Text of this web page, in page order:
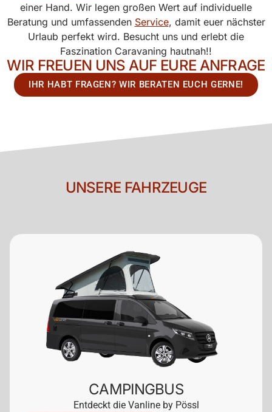
einer Hand. Wir legen großen Wert auf individuelle
Beratung und umfassenden Service, damit euer nächster
Urlaub perfekt wird. Besucht uns und erlebt die
Faszination Caravaning hautnah!!
WIR FREUEN UNS AUF EURE ANFRAGE
IHR HABT FRAGEN? WIR BERATEN EUCH GERNE!
UNSERE FAHRZEUGE
CAMPINGBUS
Entdeckt die Vanline by Pössl